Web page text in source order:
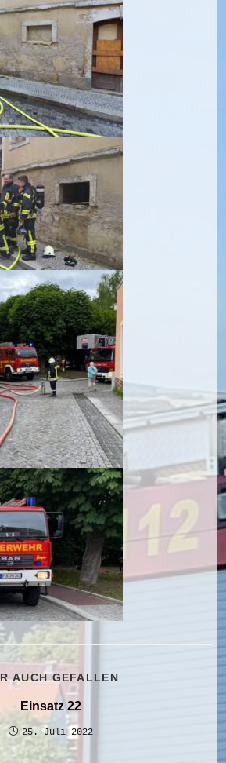
AUCH GEFALLEN
Einsatz 22
25. Juli 2022